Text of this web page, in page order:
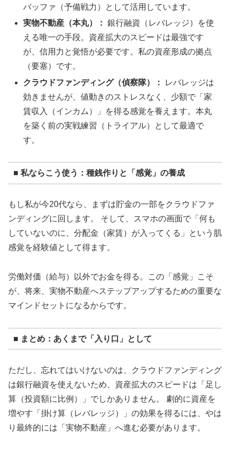
バッファ（予備戦力）として活用しています。
実物不動産（本丸）： 銀行融資（レバレッジ）を使
える唯一の手段。資産拡大のスピードは最強です
が、信用力と覚悟が必要です。私の資産形成の拠点
（要塞）です。
クラウドファンディング（偵察隊）：
レバレッジは
効きませんが、値動きのストレスなく、少額で「家
賃収入（インカム）」を得る感覚を養えます。本丸
を築く前の実戦練習（トライアル）として最適で
す。
■ 私ならこう使う：種銭作りと「感覚」の養成
もし私が今20代なら、まずは貯金の一部をクラウドファ
ンディングに回します。 そして、スマホの画面で「何も
していないのに、分配金（家賃）が入ってくる」という肌
感覚を経験値として得ます。
労働対価（給与）以外でお金を得る。この「感覚」こそ
が、将来、実物不動産へステップアップするための重要な
マインドセットになるからです。
■ まとめ：あくまで「入り口」として
ただし、忘れてはいけないのは、クラウドファンディング
は銀行融資を使えないため、資産拡大のスピードは「足し
算（投資額に比例）」でしかありません。 劇的に資産を
増やす「掛け算（レバレッジ）」の効果を得るには、やは
り最終的には「実物不動産」へ進む必要があります。